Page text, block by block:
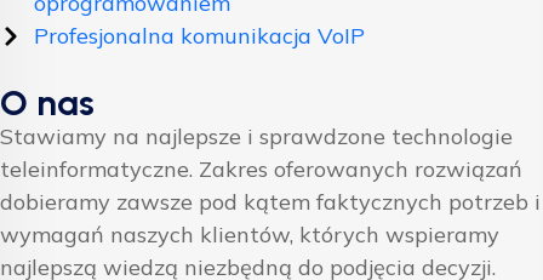
Profesjonalna komunikacja VoIP
O nas
Stawiamy na najlepsze i sprawdzone technologie
teleinformatyczne. Zakres oferowanych rozwiązań
dobieramy zawsze pod kątem faktycznych potrzeb i
wymagań naszych klientów, których wspieramy
najlepszą wiedzą niezbędną do podjęcia decyzji.